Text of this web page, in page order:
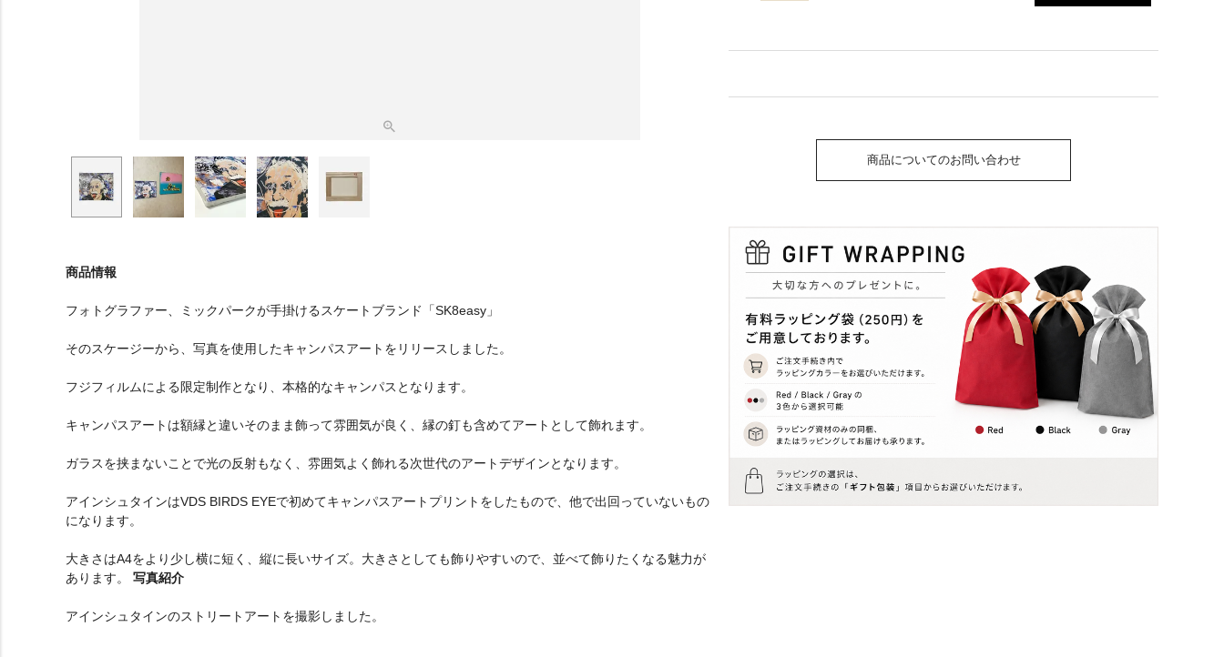
商品情報
フォトグラファー、ミックパークが手掛けるスケートブランド「SK8easy」
そのスケージーから、写真を使用したキャンパスアートをリリースしました。
フジフィルムによる限定制作となり、本格的なキャンパスとなります。
キャンパスアートは額縁と違いそのまま飾って雰囲気が良く、縁の釘も含めてアートとして飾れます。
ガラスを挟まないことで光の反射もなく、雰囲気よく飾れる次世代のアートデザインとなります。
アインシュタインはVDS BIRDS EYEで初めてキャンパスアートプリントをしたもので、他で出回っていないもの
になります。
大きさはA4をより少し横に短く、縦に長いサイズ。大きさとしても飾りやすいので、並べて飾りたくなる魅力が
あります。 写真紹介
アインシュタインのストリートアートを撮影しました。
商品についてのお問い合わせ